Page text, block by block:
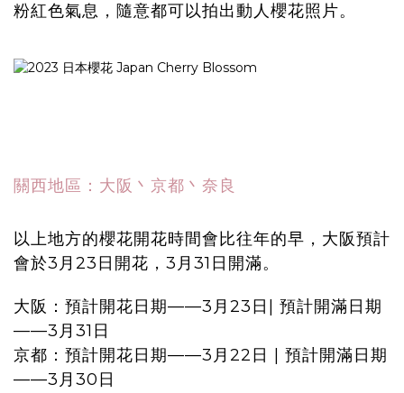
粉紅色氣息，隨意都可以拍出動人櫻花照片。
關西地區：大阪丶京都丶奈良
以上地方的櫻花開花時間會比往年的早，大阪預計
會於3月23日開花，3月31日開滿。
大阪：預計開花日期——3月23日| 預計開滿日期
——3月31日
京都：預計開花日期——3月22日 | 預計開滿日期
——3月30日